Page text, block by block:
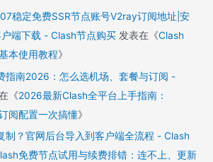
稳定免费SSR节点账号V2ray订阅地址|安
端下载 - Clash节点购买 发表在《Clash
本使用教程》
指南2026：怎么选机场、套餐与订阅 -
《2026最新Clash全平台上手指南：
阅配置一次搞懂》
制？官网后台导入到客户端全流程 - Clash
免费节点试用与续费排错：连不上、更新